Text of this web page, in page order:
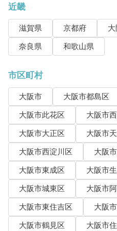
近畿
滋賀県 京都府
奈良県
和歌山県
市区町村
大阪市 大阪市都島区
大阪市此花区
大阪市
大阪市大正区
大阪市
大阪市西淀川区
大阪
大阪市東成区
大阪市
大阪市城東区
大阪市
大阪市東住吉区
大阪
大阪市鶴見区
大阪市